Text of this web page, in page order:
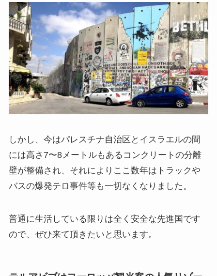
しかし、今はパレスチナ自治区とイスラエルの間
には高さ7〜8メートルもあるコンクリートの分離
壁が整備され、それによりここ数年はトラックや
バスの爆発テロ事件等も一切なくなりました。
普通に生活している限りは全く安全な先進国です
ので、ぜひ来て頂きたいと思います。